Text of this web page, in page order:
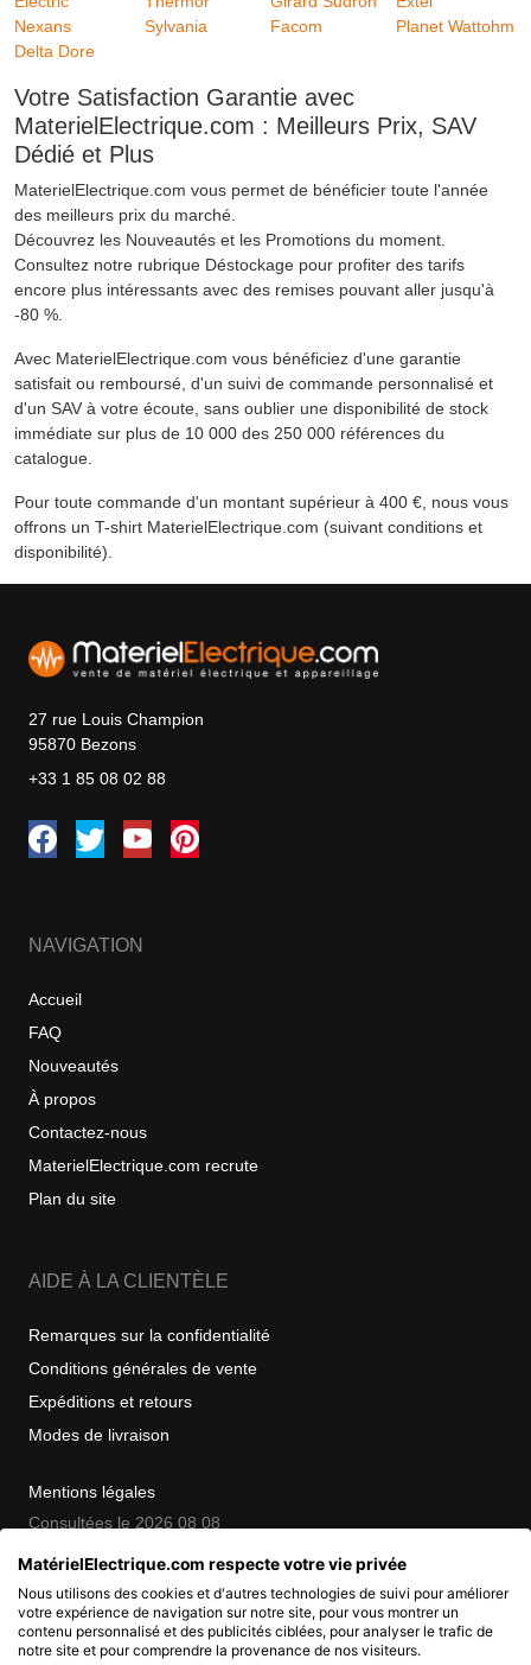
Nexans
Delta Dore
Sylvania
Facom
Planet Wattohm
Votre Satisfaction Garantie avec
MaterielElectrique.com : Meilleurs Prix, SAV
Dédié et Plus
MaterielElectrique.com vous permet de bénéficier toute l'année
des meilleurs prix du marché.
Découvrez les Nouveautés et les Promotions du moment.
Consultez notre rubrique Déstockage pour profiter des tarifs
encore plus intéressants avec des remises pouvant aller jusqu'à
-80 %.
Avec MaterielElectrique.com vous bénéficiez d'une garantie
satisfait ou remboursé, d'un suivi de commande personnalisé et
d'un SAV à votre écoute, sans oublier une disponibilité de stock
immédiate sur plus de 10 000 des 250 000 références du
catalogue.
Pour toute commande d'un montant supérieur à 400 €, nous vous
offrons un T-shirt MaterielElectrique.com (suivant conditions et
disponibilité).
27 rue Louis Champion
95870 Bezons
+33 1 85 08 02 88
NAVIGATION
Accueil
FAQ
Nouveautés
À propos
Contactez-nous
MaterielElectrique.com recrute
Plan du site
AIDE À LA CLIENTÈLE
Remarques sur la confidentialité
Conditions générales de vente
Expéditions et retours
Modes de livraison
Mentions légales
Consultées le 2026 08 08
COPYRIGHT
© 2007 - 2026 Nimbanet
MatérielElectrique.com respecte votre vie privée
Nous utilisons des cookies et d'autres technologies de suivi pour améliorer
votre expérience de navigation sur notre site, pour vous montrer un
contenu personnalisé et des publicités ciblées, pour analyser le trafic de
notre site et pour comprendre la provenance de nos visiteurs.